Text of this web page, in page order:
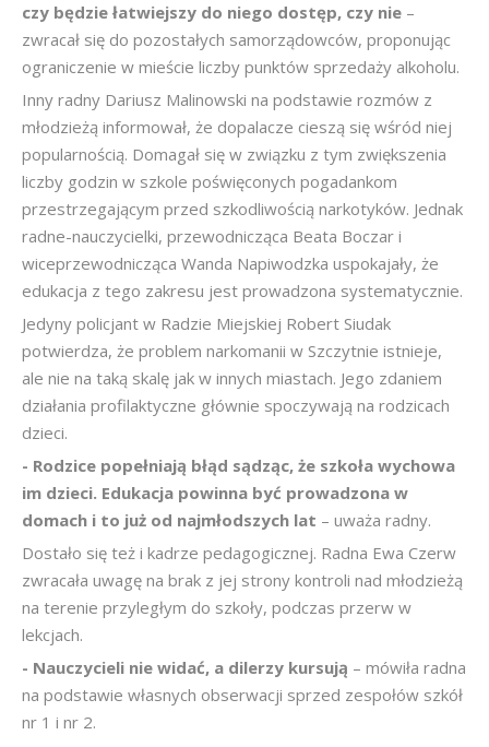
czy będzie łatwiejszy do niego dostęp, czy nie –
zwracał się do pozostałych samorządowców, proponując
ograniczenie w mieście liczby punktów sprzedaży alkoholu.
Inny radny Dariusz Malinowski na podstawie rozmów z
młodzieżą informował, że dopalacze cieszą się wśród niej
popularnością. Domagał się w związku z tym zwiększenia
liczby godzin w szkole poświęconych pogadankom
przestrzegającym przed szkodliwością narkotyków. Jednak
radne-nauczycielki, przewodnicząca Beata Boczar i
wiceprzewodnicząca Wanda Napiwodzka uspokajały, że
edukacja z tego zakresu jest prowadzona systematycznie.
Jedyny policjant w Radzie Miejskiej Robert Siudak
potwierdza, że problem narkomanii w Szczytnie istnieje,
ale nie na taką skalę jak w innych miastach. Jego zdaniem
działania profilaktyczne głównie spoczywają na rodzicach
dzieci.
- Rodzice popełniają błąd sądząc, że szkoła wychowa
im dzieci. Edukacja powinna być prowadzona w
domach i to już od najmłodszych lat – uważa radny.
Dostało się też i kadrze pedagogicznej. Radna Ewa Czerw
zwracała uwagę na brak z jej strony kontroli nad młodzieżą
na terenie przyległym do szkoły, podczas przerw w
lekcjach.
- Nauczycieli nie widać, a dilerzy kursują – mówiła radna
na podstawie własnych obserwacji sprzed zespołów szkół
nr 1 i nr 2.